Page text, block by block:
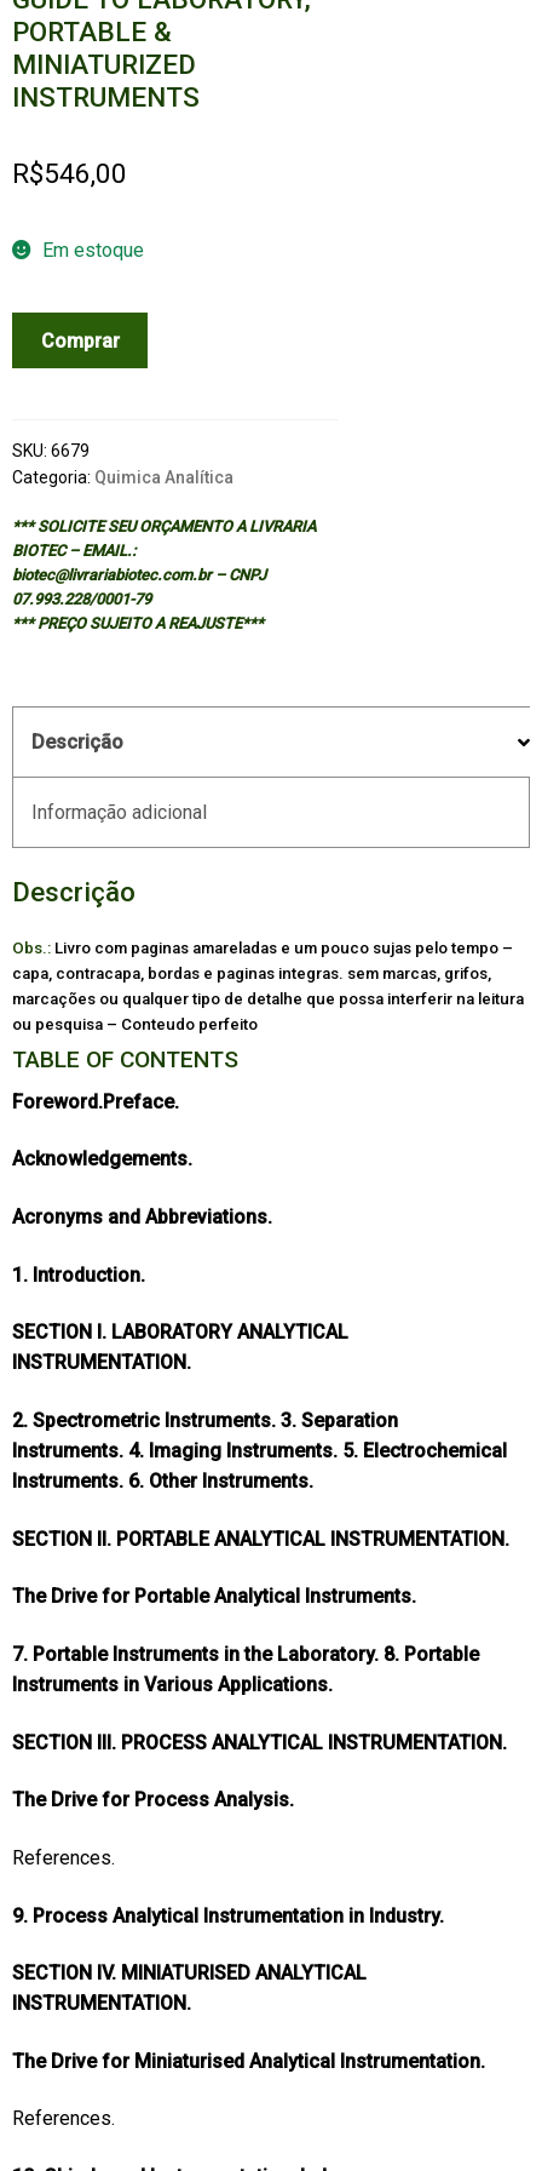
PORTABLE &
MINIATURIZED
INSTRUMENTS
R$546,00
Em estoque
INSTRUMENTATION:
TO
LABORATORY,
MINIATURIZED
INSTRUMENTS
quantidade
Comprar
SKU: 6679
Categoria: Quimica Analítica
*** SOLICITE SEU ORÇAMENTO A LIVRARIA
BIOTEC – EMAIL.:
biotec@livrariabiotec.com.br – CNPJ
07.993.228/0001-79
*** PREÇO SUJEITO A REAJUSTE***
Descrição
Informação adicional
Descrição
Obs.: Livro com paginas amareladas e um pouco sujas pelo tempo –
capa, contracapa, bordas e paginas integras. sem marcas, grifos,
marcações ou qualquer tipo de detalhe que possa interferir na leitura
ou pesquisa – Conteudo perfeito
TABLE OF CONTENTS
Foreword.Preface.
Acknowledgements.
Acronyms and Abbreviations.
1. Introduction.
SECTION I. LABORATORY ANALYTICAL
INSTRUMENTATION.
2. Spectrometric Instruments. 3. Separation
Instruments. 4. Imaging Instruments. 5. Electrochemical
Instruments. 6. Other Instruments.
SECTION II. PORTABLE ANALYTICAL INSTRUMENTATION.
The Drive for Portable Analytical Instruments.
7. Portable Instruments in the Laboratory. 8. Portable
Instruments in Various Applications.
SECTION III. PROCESS ANALYTICAL INSTRUMENTATION.
The Drive for Process Analysis.
References.
9. Process Analytical Instrumentation in Industry.
SECTION IV. MINIATURISED ANALYTICAL
INSTRUMENTATION.
The Drive for Miniaturised Analytical Instrumentation.
References.